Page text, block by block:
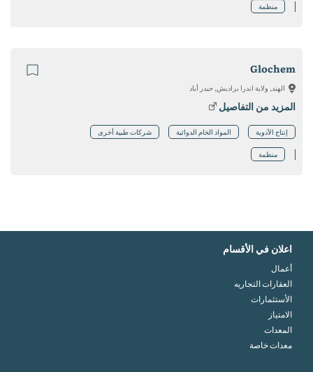
منظمة
Glochem
الهند, ولاية اندرا براديش, حيدر أباد
المزيد من التفاصيل
إنتاج الأدوية المواد الخام الدوائية شركات طبية أخرى
منظمة
اعلان في الأقسام
أعمال
العقارات التجاريه
الأستثمارات
الامتياز
المعدات
معدات خاصة